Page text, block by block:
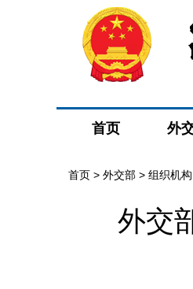
首页 外
首页 > 外交部 > 组织机构
外交